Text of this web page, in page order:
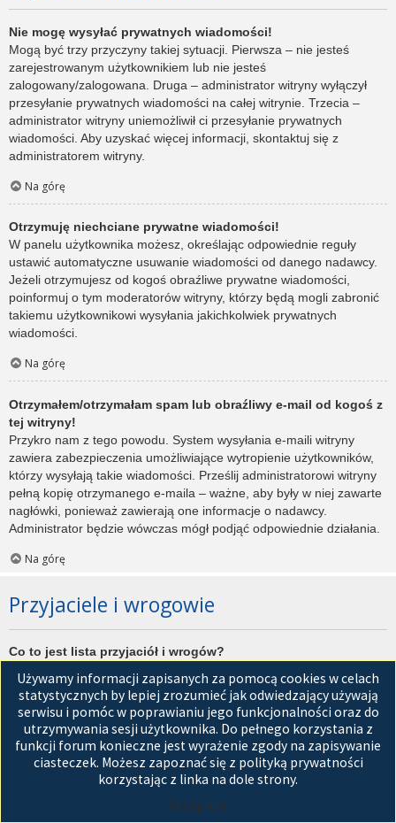
Nie mogę wysyłać prywatnych wiadomości!
Mogą być trzy przyczyny takiej sytuacji. Pierwsza – nie jesteś
zarejestrowanym użytkownikiem lub nie jesteś
zalogowany/zalogowana. Druga – administrator witryny wyłączył
przesyłanie prywatnych wiadomości na całej witrynie. Trzecia –
administrator witryny uniemożliwił ci przesyłanie prywatnych
wiadomości. Aby uzyskać więcej informacji, skontaktuj się z
administratorem witryny.
Na górę
Otrzymuję niechciane prywatne wiadomości!
W panelu użytkownika możesz, określając odpowiednie reguły
ustawić automatyczne usuwanie wiadomości od danego nadawcy.
Jeżeli otrzymujesz od kogoś obraźliwe prywatne wiadomości,
poinformuj o tym moderatorów witryny, którzy będą mogli zabronić
takiemu użytkownikowi wysyłania jakichkolwiek prywatnych
wiadomości.
Na górę
Otrzymałem/otrzymałam spam lub obraźliwy e-mail od kogoś z
tej witryny!
Przykro nam z tego powodu. System wysyłania e-maili witryny
zawiera zabezpieczenia umożliwiające wytropienie użytkowników,
którzy wysyłają takie wiadomości. Prześlij administratorowi witryny
pełną kopię otrzymanego e-maila – ważne, aby były w niej zawarte
nagłówki, ponieważ zawierają one informacje o nadawcy.
Administrator będzie wówczas mógł podjąć odpowiednie działania.
Na górę
Przyjaciele i wrogowie
Co to jest lista przyjaciół i wrogów?
użytkowników witryny. Użytkownicy dodani do listy przyjaciół będą
wyświetleni na karciePrzyjacieleznajdującej się w panelu
zarządzania kontem. Z tego poziomu można szybko sprawdzić ich
status, a także wysłać prywatną wiadomość. Zależnie od
używanego stylu witryny, posty tych użytkowników mogą być
wyróżniane. Jeśli użytkownik zostanie dodany do listy wrogów,
Używamy informacji zapisanych za pomocą cookies w celach
statystycznych by lepiej zrozumieć jak odwiedzający używają
serwisu i pomóc w poprawianiu jego funkcjonalności oraz do
utrzymywania sesji użytkownika. Do pełnego korzystania z
funkcji forum konieczne jest wyrażenie zgody na zapisywanie
ciasteczek. Możesz zapoznać się z polityką prywatności
korzystając z linka na dole strony.
Akceptuję